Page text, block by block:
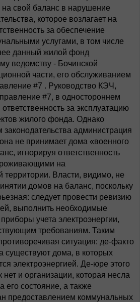
свой баланс в нарушение
которое возлагает на
за обеспечение
услугами, в том числе
данный жилой фонд
ведомству - Бочинской
части, его обслуживанием
#7 . Руководство КЭЧ,
#7, в одностороннем
за эксплуатацию
жилого фонда. Однако
администрация
не принимает дома «военного
игнорируя ответственность
на
территории. Власти, видимо, не
домов на баланс, поскольку
следует провести ревизию
выполнить необходимые
учета электроэнергии,
требованиям. Таким
ситуация: де-факто
существуют дома, в которых
электроэнергией. Де-юре этого
нет и организации, которая несла
его состояние, а также
предоставлением коммунальных